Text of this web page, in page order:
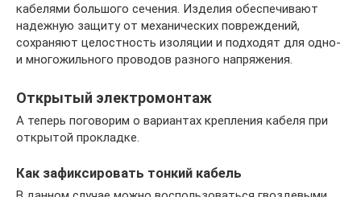
кабелями большого сечения. Изделия обеспечивают
надежную защиту от механических повреждений,
сохраняют целостность изоляции и подходят для одно-
и многожильного проводов разного напряжения.
Открытый электромонтаж
А теперь поговорим о вариантах крепления кабеля при
открытой прокладке.
Как зафиксировать тонкий кабель